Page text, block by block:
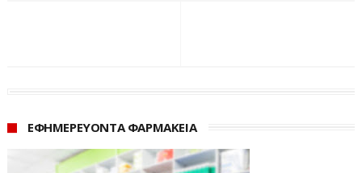
ΕΦΗΜΕΡΕΥΟΝΤΑ ΦΑΡΜΑΚΕΙΑ